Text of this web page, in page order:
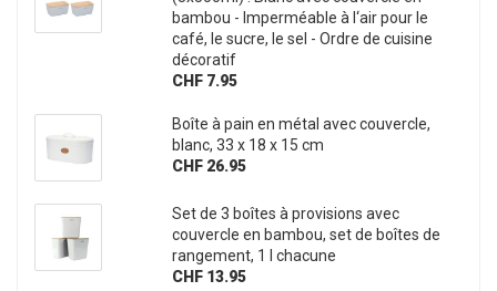
bambou - Imperméable à l‘air pour le
café, le sucre, le sel - Ordre de cuisine
décoratif
CHF 7.95
Boîte à pain en métal avec couvercle,
blanc, 33 x 18 x 15 cm
CHF 26.95
Set de 3 boîtes à provisions avec
couvercle en bambou, set de boîtes de
rangement, 1 l chacune
CHF 13.95